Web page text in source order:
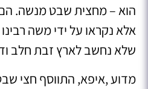
הוא – מחצית שבט מנשה.
אלא נקראו על ידי משה
שלא נחשב לארץ זבת חלב
מדוע ,איפא, התווסף חצי